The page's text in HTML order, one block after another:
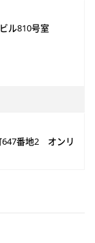
ル810号室
647番地2 オンリ